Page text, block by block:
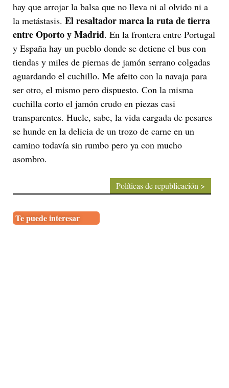
hay que arrojar la balsa que no lleva ni al olvido ni a
la metástasis. El resaltador marca la ruta de tierra
entre Oporto y Madrid. En la frontera entre Portugal
y España hay un pueblo donde se detiene el bus con
tiendas y miles de piernas de jamón serrano colgadas
aguardando el cuchillo. Me afeito con la navaja para
ser otro, el mismo pero dispuesto. Con la misma
cuchilla corto el jamón crudo en piezas casi
transparentes. Huele, sabe, la vida cargada de pesares
se hunde en la delicia de un trozo de carne en un
camino todavía sin rumbo pero ya con mucho
asombro.
Políticas de republicación >
Te puede interesar